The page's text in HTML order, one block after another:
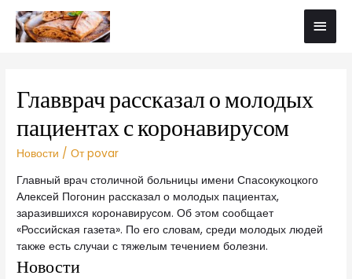
Главврач рассказал о молодых
пациентах с коронавирусом
Новости / От povar
Главный врач столичной больницы имени Спасокукоцкого
Алексей Погонин рассказал о молодых пациентах,
заразившихся коронавирусом. Об этом сообщает
«Российская газета». По его словам, среди молодых людей
также есть случаи с тяжелым течением болезни.
Новости